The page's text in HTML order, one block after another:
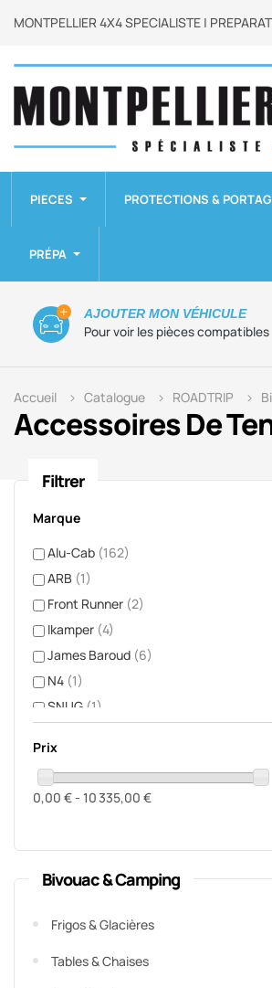
MONTPELLIER 4X4 SPECIALISTE |
PIECES PROTECTIONS &
PRÉPA
Pour voir les pièces compatibles
AJOUTER MON VÉHICULE
Accessoires De
Accueil Catalogue ROADTRIP
Filtrer
Marque
Alu-Cab (162)
ARB (1)
Front Runner (2)
Ikamper (4)
James Baroud (6)
N4 (1)
SNUG (1)
Prix
0,00 € - 10 335,00 €
Bivouac & Camping
Frigos & Glacières
Tables & Chaises